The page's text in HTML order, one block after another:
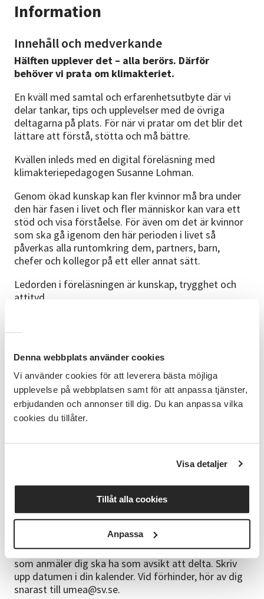
Denna webbplats använder cookies
Vi använder cookies för att leverera bästa möjliga
upplevelse på webbplatsen samt för att anpassa tjänster,
erbjudanden och annonser till dig. Du kan anpassa vilka
cookies du tillåter.
Visa detaljer
Tillåt alla cookies
Anpassa
Information
Innehåll och medverkande
Hälften upplever det – alla berörs. Därför
behöver vi prata om klimakteriet.
En kväll med samtal och erfarenhetsutbyte där vi
delar tankar, tips och upplevelser med de övriga
deltagarna på plats. För när vi pratar om det blir det
lättare att förstå, stötta och må bättre.
Kvällen inleds med en digital föreläsning med
klimakteriepedagogen Susanne Lohman.
Genom ökad kunskap kan fler kvinnor må bra under
den här fasen i livet och fler människor kan vara ett
stöd och visa förståelse. För även om det är kvinnor
som ska gå igenom den här perioden i livet så
påverkas alla runtomkring dem, partners, barn,
chefer och kollegor på ett eller annat sätt.
Ledorden i föreläsningen är kunskap, trygghet och
attityd.
Det är kostnadsfritt att delta på plats hos SV
Umeå.
Det är också möjligt att delta på föreläsningen
digitalt hemifrån, då är deltagaravgiften 150 kr.
Anmälningsinformation
Anmäl dig senast 28 september. Då vi avsätter
resurser samt har begränsat antal platser vill vi att du
som anmäler dig ska ha som avsikt att delta. Skriv
upp datumen i din kalender. Vid förhinder, hör av dig
snarast till umea@sv.se.